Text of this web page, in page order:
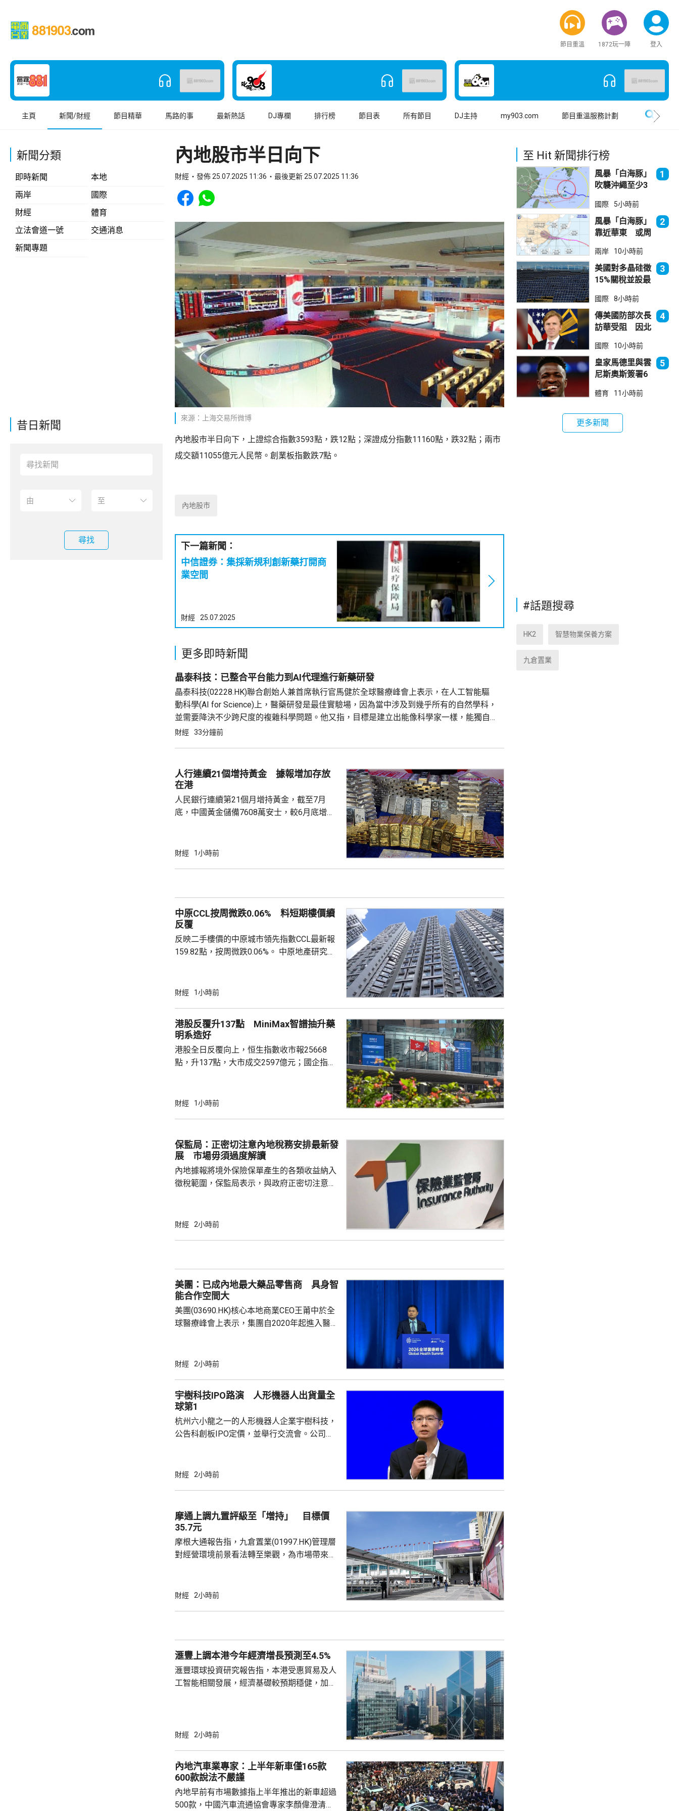
節目重溫 1872玩一陣 登入
主頁 新聞/財經 節目精華 馬路的事 最新熱話 DJ專欄 排行榜 節目表 所有節目 DJ主持 my903.com 節目重溫服務計劃
新聞分類
即時新聞
本地
兩岸
國際
財經
體育
立法會道一號
交通消息
新聞專題
昔日新聞
尋找
內地股市半日向下
財經 發佈 25.07.2025 11:36 最後更新 25.07.2025 11:36
Share to Facebook
Share to WhatsApp
來源：上海交易所微博
內地股市半日向下，上證綜合指數3593點，跌12點；深證成分指數11160點，跌32點；兩市
成交額11055億元人民幣。創業板指數跌7點。
內地股市
下一篇新聞：
中信證券：集採新規利創新藥打開商
業空間
財經 25.07.2025
更多即時新聞
晶泰科技：已整合平台能力到AI代理進行新藥研發
晶泰科技(02228.HK)聯合創始人兼首席執行官馬健於全球醫療峰會上表示，在人工智能驅
動科學(AI for Science)上，醫藥研發是最佳實驗場，因為當中涉及到幾乎所有的自然學科，
並需要降決不少跨尺度的複雜科學問題。他又指，目標是建立出能像科學家一樣，能獨自
完成由猜想到驗證的閉環系統，近期已將平台能力整合為Genius Agent，能調度專家技能與
財經 33分鐘前
人行連續21個增持黃金 據報增加存放
在港
人民銀行連續第21個月增持黃金，截至7月
底，中國黃金儲備7608萬安士，較6月底增加
金，將可助力支持香港成為主要的黃金交易中
動試運行的黃金清算系統。人行行長潘功勝在
啟動儀式表示，將繼續提高國...
財經 1小時前
中原CCL按周微跌0.06% 料短期樓價續
反覆
反映二手樓價的中原城市領先指數CCL最新報
159.82點，按周微跌0.06%。 中原地產研究部
強硬，造成拉鋸局面，致成交量減少，樓價出
點，未有轉勢向下。她指，近期內地接連執行
多項資金管理措施令股市波動，業主買家均轉
趨觀望，部分業主...
財經 1小時前
港股反覆升137點 MiniMax智譜抽升藥
明系造好
港股全日反覆向上，恒生指數收市報25668
點，升137點，大市成交2597億元；國企指數
股急升，MiniMax(00100.HK)升近1成，報
元。 其他AI相關股亦造好，兆易創新(0398...
財經 1小時前
保監局：正密切注意內地稅務安排最新發
展 市場毋須過度解讀
內地據報將境外保險保單產生的各類收益納入
徵稅範圍，保監局表示，與政府正密切注意內
境外投資收益必須依法申報及繳稅的要求一直
承等專業服務，相信對內地客戶有一定吸引
力。 香港保險業聯會表示，截至目前為...
財經 2小時前
美團：已成內地最大藥品零售商 具身智
能合作空間大
美團(03690.HK)核心本地商業CEO王莆中於全
球醫療峰會上表示，集團自2020年起進入醫療
美團提供全時段的服務保障，截至上月，美團
療服務變成主動運作，能感知更多訊息作出預
判，幫助用戶做好健康管理。他又指，美團在
具身智能上投資了不...
財經 2小時前
宇樹科技IPO路演 人形機器人出貨量全
球第1
杭州六小龍之一的人形機器人企業宇樹科技，
公告科創板IPO定價，並舉行交流會。公司董
通用機器人核心技術全棧自研，持續豐富產品
司四足機器人銷量合計超過33000台，穩居全
球領先地位。自2023年推出首款人形機器人
H1、2024年推出中...
財經 2小時前
摩通上調九置評級至「增持」 目標價
35.7元
摩根大通報告指，九倉置業(01997.HK)管理層
對經營環境前景看法轉至樂觀，為市場帶來驚
90%，認為最困難時期已經過去。摩通將九置
年正增長，並跑贏大市，又預計2027財年續租
租金調整比率或...
財經 2小時前
滙豐上調本港今年經濟增長預測至4.5%
滙豐環球投資研究報告指，本港受惠貿易及人
工智能相關發展，經濟基礎較預期穩健，加上
華區高級經濟師辛怡然表示，本港上半年經濟
因素將持續發揮作用，推動香港經濟在未來一
段時間保持增長。 即使管...
財經 2小時前
內地汽車業專家：上半年新車僅165款
600款說法不嚴謹
內地早前有市場數據指上半年推出的新車超過
500款，中國汽車流通協會專家李顏偉澄清，
至 Hit 新聞排行榜
風暴「白海豚」
吹襲沖繩至少3
取消
1
國際 5小時前
風暴「白海豚」
靠近華東 或周
2
兩岸 10小時前
美國對多晶硅徵
15%關稅並設最
克：中國無法再
傾銷
3
國際 8小時前
傳美國防部次長
訪華受阻 因北
售
4
國際 10小時前
皇家馬德里與雲
尼斯奧斯簽署6
5
體育 11小時前
更多新聞
#話題搜尋
HK2 智慧物業保養方案
九倉置業